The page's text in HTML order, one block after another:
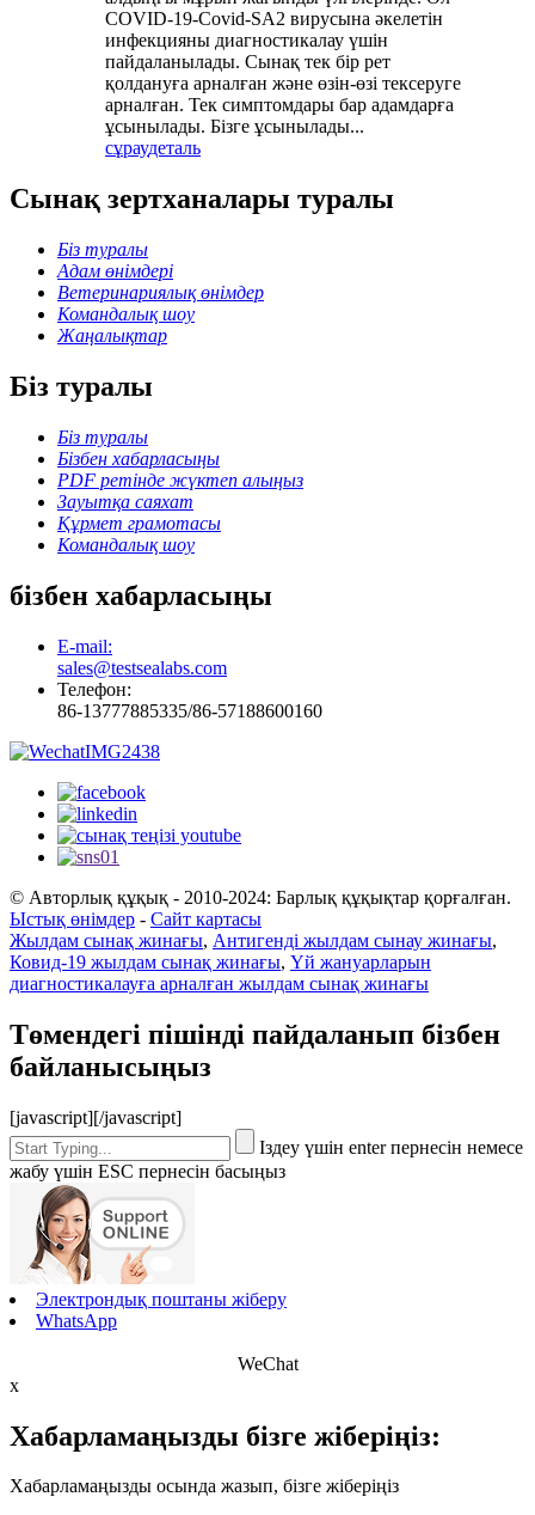
COVID-19-Covid-SA2 вирусына әкелетін
инфекцияны диагностикалау үшін
пайдаланылады. Сынақ тек бір рет
қолдануға арналған және өзін-өзі тексеруге
арналған. Тек симптомдары бар адамдарға
ұсынылады. Бізге ұсынылады...
сұраудеталь
Сынақ зертханалары туралы
Біз туралы
Адам өнімдері
Ветеринариялық өнімдер
Командалық шоу
Жаңалықтар
Біз туралы
Біз туралы
Бізбен хабарласыңы
PDF ретінде жүктеп алыңыз
Зауытқа саяхат
Құрмет грамотасы
Командалық шоу
бізбен хабарласыңы
E-mail:
sales@testsealabs.com
Телефон:
86-13777885335/86-57188600160
© Авторлық құқық - 2010-2024: Барлық құқықтар қорғалған.
Ыстық өнімдер - Сайт картасы
Жылдам сынақ жинағы, Антигенді жылдам сынау жинағы,
Ковид-19 жылдам сынақ жинағы, Үй жануарларын
диагностикалауға арналған жылдам сынақ жинағы
Төмендегі пішінді пайдаланып бізбен
байланысыңыз
[javascript][/javascript]
Іздеу үшін enter пернесін немесе
жабу үшін ESC пернесін басыңыз
Электрондық поштаны жіберу
WhatsApp
WeChat
x
Хабарламаңызды бізге жіберіңіз:
Хабарламаңызды осында жазып, бізге жіберіңіз